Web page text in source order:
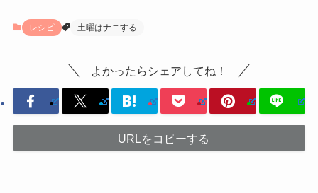
レシピ 土曜はナニする
よかったらシェアしてね！
URLをコピーする